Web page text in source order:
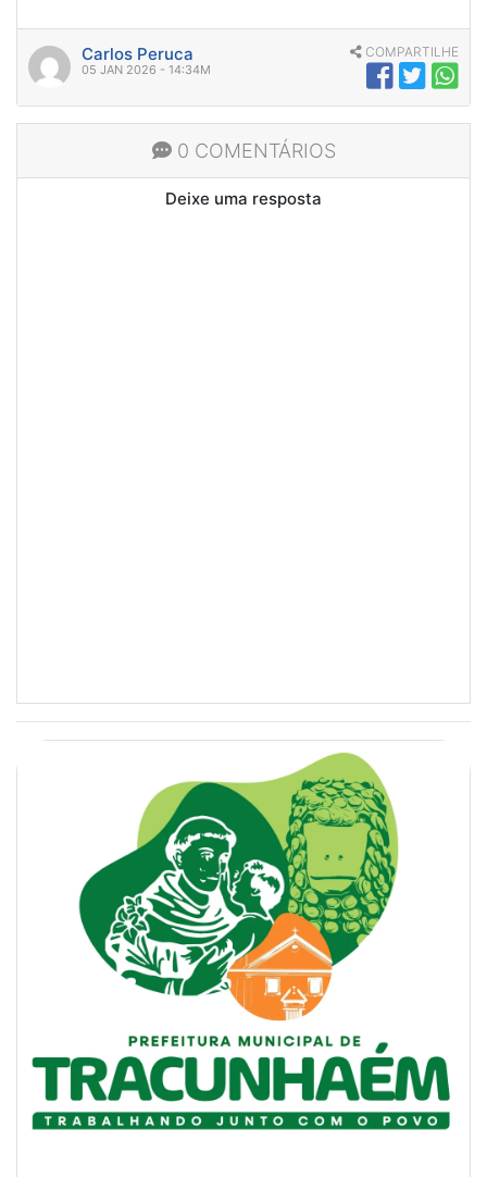
Carlos Peruca
05 JAN 2026 - 14:34M
COMPARTILHE
0 COMENTÁRIOS
Deixe uma resposta